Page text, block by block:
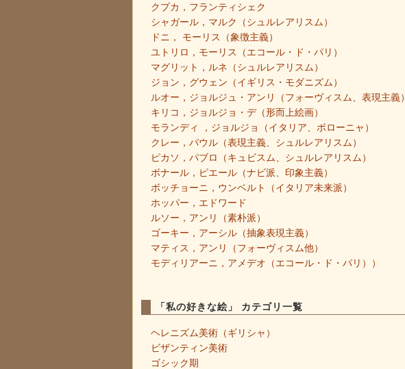
クプカ，フランティシェク
シャガール，マルク（シュルレアリスム）
ドニ， モーリス（象徴主義）
ユトリロ，モーリス（エコール・ド・パリ）
マグリット，ルネ（シュルレアリスム）
ジョン，グウェン（イギリス・モダニズム）
ルオー，ジョルジュ・アンリ（フォーヴィスム、表現主義）
キリコ，ジョルジョ・デ（形而上絵画）
モランディ ，ジョルジョ（イタリア、ボローニャ）
クレー，パウル（表現主義、シュルレアリスム）
ピカソ，パブロ（キュビスム、シュルレアリスム）
ボナール，ピエール（ナビ派、印象主義）
ボッチョーニ，ウンベルト（イタリア未来派）
ホッパー，エドワード
ルソー，アンリ（素朴派）
ゴーキー，アーシル（抽象表現主義）
マティス，アンリ（フォーヴィスム他）
モディリアーニ，アメデオ（エコール・ド・パリ））
「私の好きな絵」 カテゴリ一覧
ヘレニズム美術（ギリシャ）
ビザンティン美術
ゴシック期